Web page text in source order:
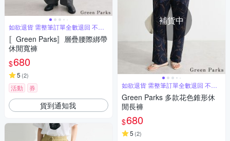
如欲退貨 需整筆訂單全數退回 不能
單退
〚Green Parks〛層疊腰際綁帶
休閒寬褲
$680
5 (2)
活動 券
貨到通知我
補貨中
如欲退貨 需整筆訂單全數退回 不能
單退
Green Parks 多款花色錐形休
閒長褲
$680
5 (2)